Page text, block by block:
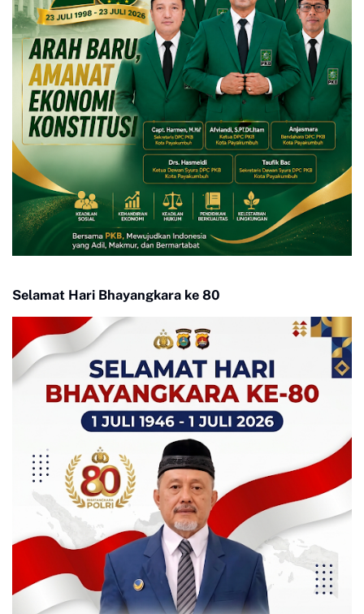
Selamat Hari Bhayangkara ke 80